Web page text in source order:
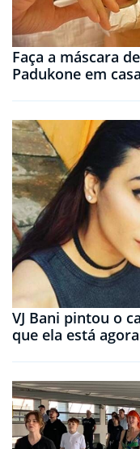
Faça a máscara
Padukone em
VJ Bani pintou o
que ela está agora